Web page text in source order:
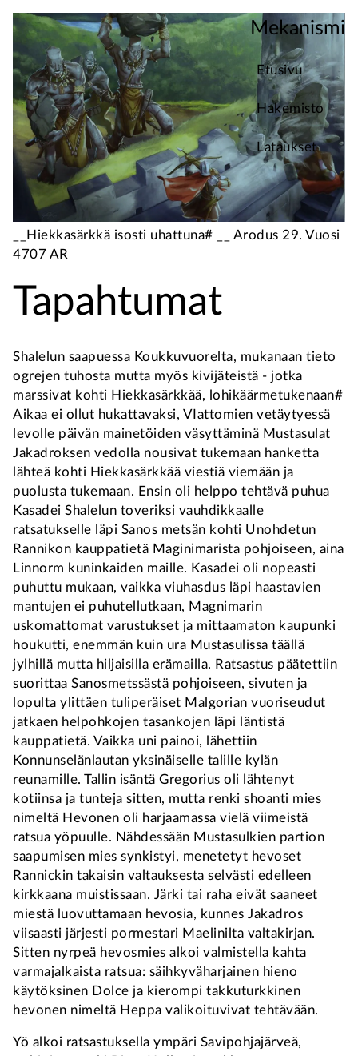
Mekanismi
Etusivu
Hakemisto
Lataukset
__Hiekkasärkkä isosti uhattuna# __ Arodus 29. Vuosi
4707 AR
Tapahtumat
Shalelun saapuessa Koukkuvuorelta, mukanaan tieto
ogrejen tuhosta mutta myös kivijäteistä - jotka
marssivat kohti Hiekkasärkkää, lohikäärmetukenaan#
Aikaa ei ollut hukattavaksi, VIattomien vetäytyessä
levolle päivän mainetöiden väsyttäminä Mustasulat
Jakadroksen vedolla nousivat tukemaan hanketta
lähteä kohti Hiekkasärkkää viestiä viemään ja
puolusta tukemaan. Ensin oli helppo tehtävä puhua
Kasadei Shalelun toveriksi vauhdikkaalle
ratsatukselle läpi Sanos metsän kohti Unohdetun
Rannikon kauppatietä Maginimarista pohjoiseen, aina
Linnorm kuninkaiden maille. Kasadei oli nopeasti
puhuttu mukaan, vaikka viuhasdus läpi haastavien
mantujen ei puhutellutkaan, Magnimarin
uskomattomat varustukset ja mittaamaton kaupunki
houkutti, enemmän kuin ura Mustasulissa täällä
jylhillä mutta hiljaisilla erämailla. Ratsastus päätettiin
suorittaa Sanosmetssästä pohjoiseen, sivuten ja
lopulta ylittäen tuliperäiset Malgorian vuoriseudut
jatkaen helpohkojen tasankojen läpi läntistä
kauppatietä. Vaikka uni painoi, lähettiin
Konnunselänlautan yksinäiselle talille kylän
reunamille. Tallin isäntä Gregorius oli lähtenyt
kotiinsa ja tunteja sitten, mutta renki shoanti mies
nimeltä Hevonen oli harjaamassa vielä viimeistä
ratsua yöpuulle. Nähdessään Mustasulkien partion
saapumisen mies synkistyi, menetetyt hevoset
Rannickin takaisin valtauksesta selvästi edelleen
kirkkaana muistissaan. Järki tai raha eivät saaneet
miestä luovuttamaan hevosia, kunnes Jakadros
viisaasti järjesti pormestari Maelinilta valtakirjan.
Sitten nyrpeä hevosmies alkoi valmistella kahta
varmajalkaista ratsua: säihkyväharjainen hieno
käytöksinen Dolce ja kierompi takkuturkkinen
hevonen nimeltä Heppa valikoituvivat tehtävään.
Yö alkoi ratsastuksella ympäri Savipohjajärveä,